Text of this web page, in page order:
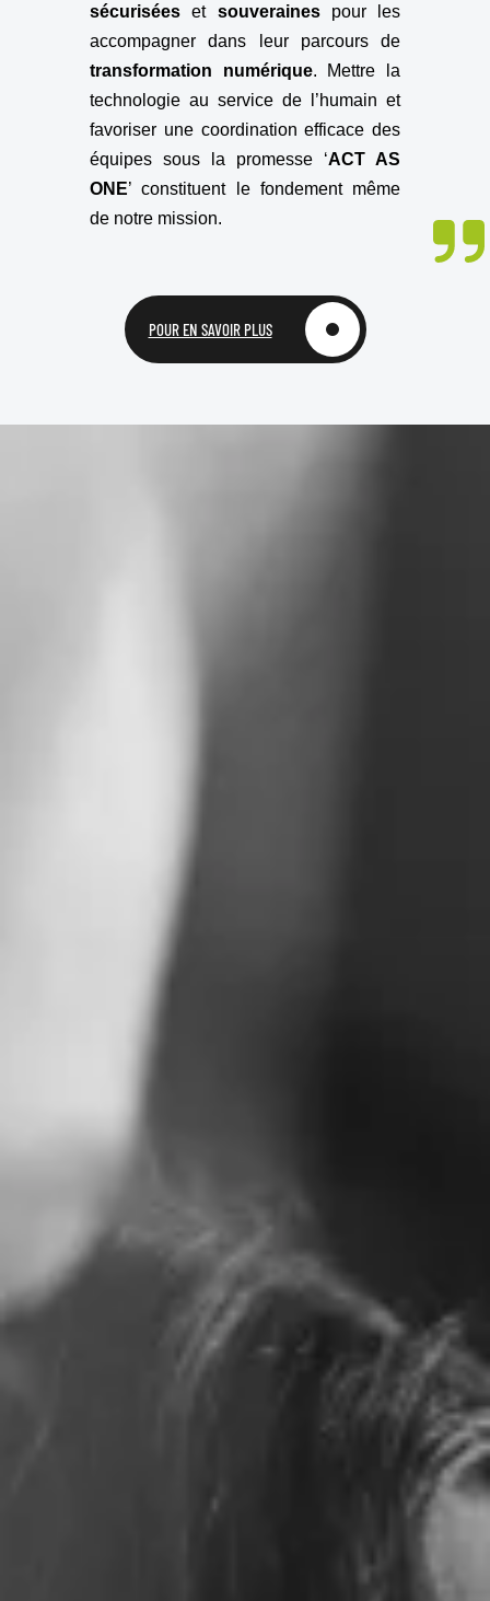
sécurisées et souverainespour les
accompagner dans leur parcours de
transformation numérique. Mettre la
technologie au service de l’humain et
favoriser une coordination efficace des
équipes sous la promesse ‘ACT AS
ONE’ constituent le fondement même
de notre mission.
POUR EN SAVOIR PLUS